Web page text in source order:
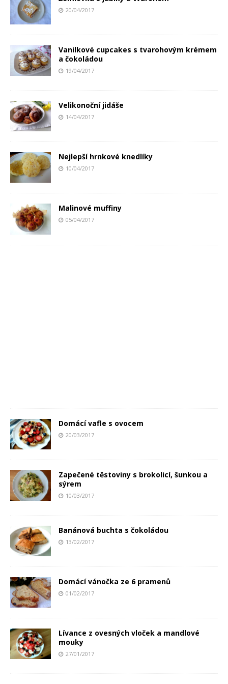
20/04/2017
Vanilkové cupcakes s tvarohovým krémem
a čokoládou
19/04/2017
Velikonoční jidáše
14/04/2017
Nejlepší hrnkové knedlíky
10/04/2017
Malinové muffiny
05/04/2017
Domácí vafle s ovocem
20/03/2017
Zapečené těstoviny s brokolicí, šunkou a
sýrem
10/03/2017
Banánová buchta s čokoládou
13/02/2017
Domácí vánočka ze 6 pramenů
01/02/2017
Lívance z ovesných vloček a mandlové
mouky
27/01/2017